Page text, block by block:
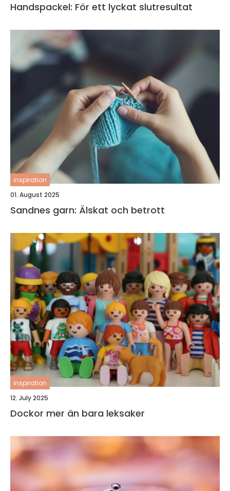
Handspackel: För ett lyckat slutresultat
inspiration
01. August 2025
Sandnes garn: Älskat och betrott
inspiration
12. July 2025
Dockor mer än bara leksaker